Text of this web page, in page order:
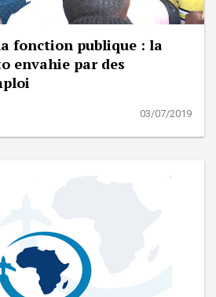
fonction publique : la
envahie par des
03/07/2019